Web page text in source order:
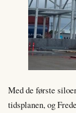
Med de første
tidsplanen, og